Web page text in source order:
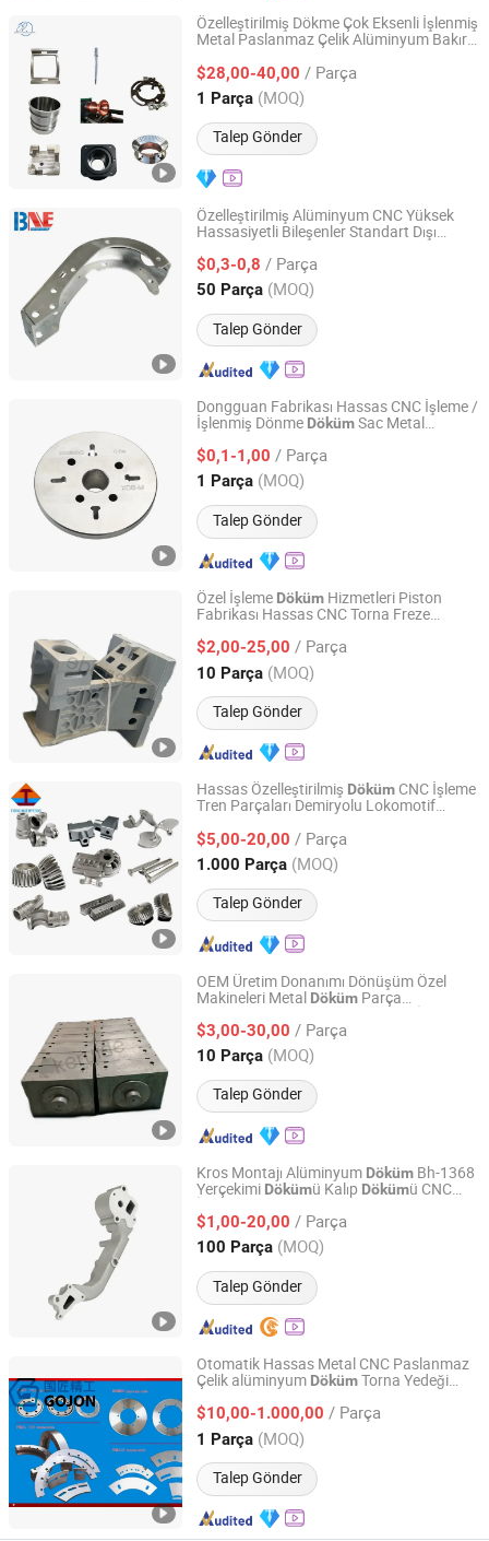
Özelleştirilmiş Dökme Çok Eksenli İşlenmiş
Metal Paslanmaz Çelik Alüminyum Bakır
Hassas CNC İşleme Hizmeti Parçaları
$28,00-40,00 / Parça
1 Parça (MOQ)
Talep Gönder
Dezhou Epai Precision Machinery Co., Ltd
Shandong, China Fiyat 2025
Özelleştirilmiş Alüminyum CNC Yüksek
Hassasiyetli Bileşenler Standart Dışı
İşleme İmalatı Kaplama Metal
Parçaları
$0,3-0,8 / Parça
50 Parça (MOQ)
Talep Gönder
Bne Harvest Tech Ltd.
Jiangsu, China Fiyat 2009
Dongguan Fabrikası Hassas CNC İşleme /
İşlenmiş Dönme DökümSac Metal
Sac Parçaları Otomobil için
$0,1-1,00 / Parça
1 Parça (MOQ)
Talep Gönder
Dongguan Qijia Precision Technology Co., LTD
Guangdong, China Fiyat 2022
Özel İşleme Döküm Hizmetleri Piston
Fabrikası Hassas CNC Torna Freze
Alüminyum Bileşenler Yedek Makine
Parçası
$2,00-25,00 / Parça
10 Parça (MOQ)
Talep Gönder
Qingdao Keruide Machinery Manufacturing Co., Ltd.
Shandong, China Fiyat 2024
Hassas Özelleştirilmiş Döküm CNC İşleme
Tren Parçaları Demiryolu Lokomotif
$5,00-20,00 / Parça
1.000 Parça (MOQ)
Talep Gönder
Henan Forging Emperor Industry Co.,Ltd.
Henan, China Fiyat 2019
OEM Üretim Donanımı Dönüşüm Özel
Makineleri Metal Döküm Parça
Metal Kum Yatırım Hassas CNC İşleme
Parçası
$3,00-30,00 / Parça
10 Parça (MOQ)
Talep Gönder
Qingdao Keruide Machinery Manufacturing Co., Ltd.
Shandong, China Fiyat 2024
Kros Montajı Alüminyum Döküm Bh-1368
Yerçekimi Dökümü Kalıp Dökümü CNC
$1,00-20,00 / Parça
100 Parça (MOQ)
Talep Gönder
Ningbo Bohua Mechanical Parts Co., Ltd.
Zhejiang, China Fiyat 2023
Otomatik Hassas Metal CNC Paslanmaz
Çelik alüminyum DökümTorna Yedeği
Makine ile İşlenen Parça
$10,00-1.000,00 / Parça
1 Parça (MOQ)
Talep Gönder
Shandong Gojon Precision Technology Co., Ltd
Shandong, China Fiyat 2022